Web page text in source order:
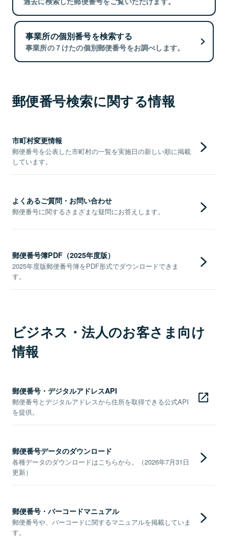
事業所の個別番号を検索する
事業所の７けたの個別郵便番号をお調べします。
郵便番号検索に関する情報
市町村変更情報
郵便番号を公表した市町村の一覧を実施日の新しい順に掲載
しています。
よくあるご質問・お問い合わせ
郵便番号に関するさまざまな疑問にお答えします。
郵便番号簿PDF（2025年度版）
2025年度版郵便番号簿をPDF形式でダウンロードできま
す。
ビジネス・法人のお客さま向け
情報
郵便番号・デジタルアドレスAPI
郵便番号とデジタルアドレスから住所を取得できる公式API
を提供。
郵便番号データのダウンロード
各種データのダウンロードはこちらから。（2026年7月31日
更新）
郵便番号・バーコードマニュアル
郵便番号や、バーコードに関するマニュアルを掲載していま
す。